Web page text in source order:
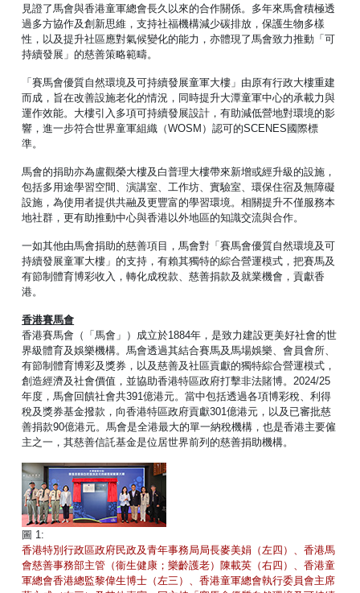
見證了馬會與香港童軍總會長久以來的合作關係。多年來馬會積極透
過多方協作及創新思維，支持社福機構減少碳排放，保護生物多樣
性，以及提升社區應對氣候變化的能力，亦體現了馬會致力推動「可
持續發展」的慈善策略範疇。
「賽馬會優質自然環境及可持續發展童軍大樓」由原有行政大樓重建
而成，旨在改善設施老化的情況，同時提升大潭童軍中心的承載力與
運作效能。大樓引入多項可持續發展設計，有助減低營地對環境的影
響，進一步符合世界童軍組織（WOSM）認可的SCENES國際標
準。
馬會的捐助亦為盧觀榮大樓及白普理大樓帶來新增或經升級的設施，
包括多用途學習空間、演講室、工作坊、實驗室、環保住宿及無障礙
設施，為使用者提供共融及更豐富的學習環境。相關提升不僅服務本
地社群，更有助推動中心與香港以外地區的知識交流與合作。
一如其他由馬會捐助的慈善項目，馬會對「賽馬會優質自然環境及可
持續發展童軍大樓」的支持，有賴其獨特的綜合營運模式，把賽馬及
有節制體育博彩收入，轉化成稅款、慈善捐款及就業機會，貢獻香
港。
香港賽馬會
香港賽馬會（「馬會」）成立於1884年，是致力建設更美好社會的世
界級體育及娛樂機構。馬會透過其結合賽馬及馬場娛樂、會員會所、
有節制體育博彩及獎券，以及慈善及社區貢獻的獨特綜合營運模式，
創造經濟及社會價值，並協助香港特區政府打擊非法賭博。2024/25
年度，馬會回饋社會共391億港元。當中包括透過各項博彩稅、利得
稅及獎券基金撥款，向香港特區政府貢獻301億港元，以及已審批慈
善捐款90億港元。馬會是全港最大的單一納稅機構，也是香港主要僱
主之一，其慈善信託基金是位居世界前列的慈善捐助機構。
圖 1:
香港特別行政區政府民政及青年事務局局長麥美娟（左四）、香港馬
會慈善事務部主管（衞生健康；樂齡護老）陳載英（右四）、香港童
軍總會香港總監黎偉生博士（左三）、香港童軍總會執行委員會主席